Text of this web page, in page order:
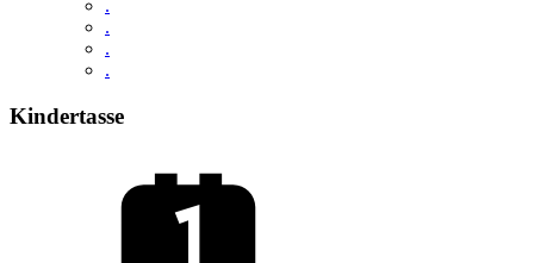
.
.
.
.
Kindertasse